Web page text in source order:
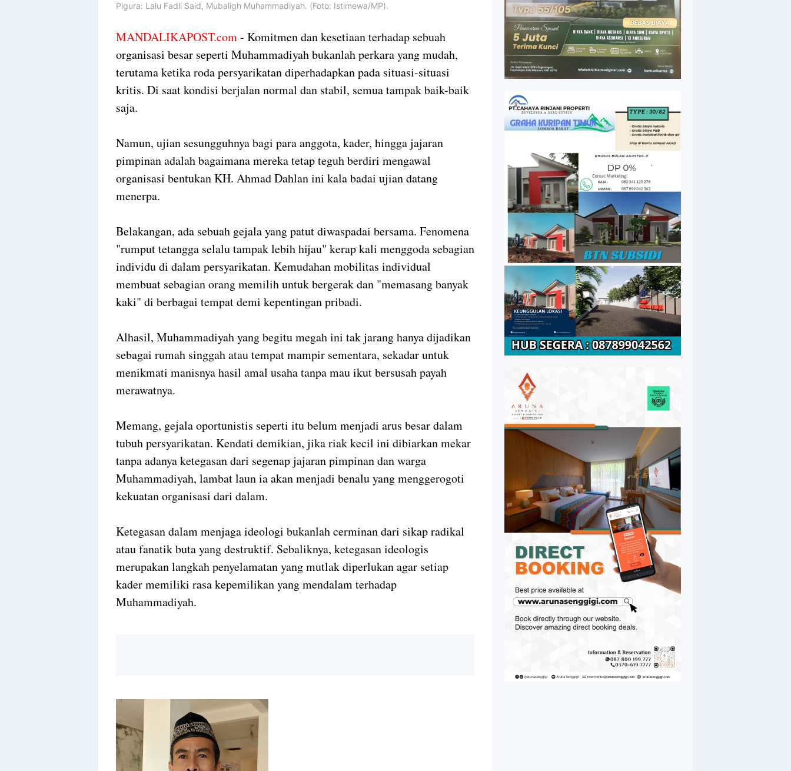
Pigura: Lalu Fadli Said, Mubaligh Muhammadiyah. (Foto: Istimewa/MP).
MANDALIKAPOST.com- Komitmen dan kesetiaan terhadap sebuah
organisasi besar seperti Muhammadiyah bukanlah perkara yang mudah,
terutama ketika roda persyarikatan diperhadapkan pada situasi-situasi
kritis. Di saat kondisi berjalan normal dan stabil, semua tampak baik-baik
saja.
Namun, ujian sesungguhnya bagi para anggota, kader, hingga jajaran
pimpinan adalah bagaimana mereka tetap teguh berdiri mengawal
organisasi bentukan KH. Ahmad Dahlan ini kala badai ujian datang
menerpa.
Belakangan, ada sebuah gejala yang patut diwaspadai bersama. Fenomena
"rumput tetangga selalu tampak lebih hijau" kerap kali menggoda sebagian
individu di dalam persyarikatan. Kemudahan mobilitas individual
membuat sebagian orang memilih untuk bergerak dan "memasang banyak
kaki" di berbagai tempat demi kepentingan pribadi.
Alhasil, Muhammadiyah yang begitu megah ini tak jarang hanya dijadikan
sebagai rumah singgah atau tempat mampir sementara, sekadar untuk
menikmati manisnya hasil amal usaha tanpa mau ikut bersusah payah
merawatnya.
Memang, gejala oportunistis seperti itu belum menjadi arus besar dalam
tubuh persyarikatan. Kendati demikian, jika riak kecil ini dibiarkan mekar
tanpa adanya ketegasan dari segenap jajaran pimpinan dan warga
Muhammadiyah, lambat laun ia akan menjadi benalu yang menggerogoti
kekuatan organisasi dari dalam.
Ketegasan dalam menjaga ideologi bukanlah cerminan dari sikap radikal
atau fanatik buta yang destruktif. Sebaliknya, ketegasan ideologis
merupakan langkah penyelamatan yang mutlak diperlukan agar setiap
kader memiliki rasa kepemilikan yang mendalam terhadap
Muhammadiyah.